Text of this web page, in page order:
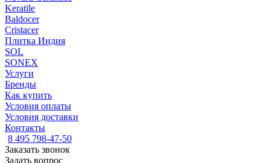
Keratile
Baldocer
Cristacer
Плитка Индия
SOL
SONEX
Услуги
Бренды
Как купить
Условия оплаты
Условия доставки
Контакты
8 495 798-47-50
Заказать звонок
Задать вопрос